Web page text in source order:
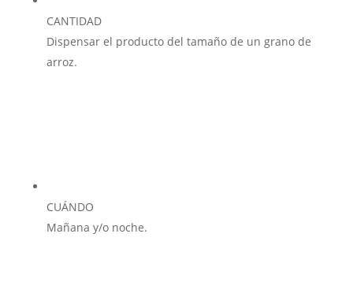
CANTIDAD
Dispensar el producto del tamaño de un grano de
arroz.
CUÁNDO
Mañana y/o noche.